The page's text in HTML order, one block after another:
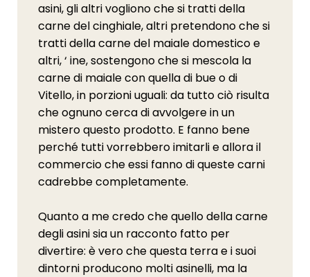
asini, gli altri vogliono che si tratti della
carne del cinghiale, altri pretendono che si
tratti della carne del maiale domestico e
altri, ‘ ine, sostengono che si mescola la
carne di maiale con quella di bue o di
Vitello, in porzioni uguali: da tutto ciò risulta
che ognuno cerca di avvolgere in un
mistero questo prodotto. E fanno bene
perché tutti vorrebbero imitarli e allora il
commercio che essi fanno di queste carni
cadrebbe completamente.
Quanto a me credo che quello della carne
degli asini sia un racconto fatto per
divertire: è vero che questa terra e i suoi
dintorni producono molti asinelli, ma la